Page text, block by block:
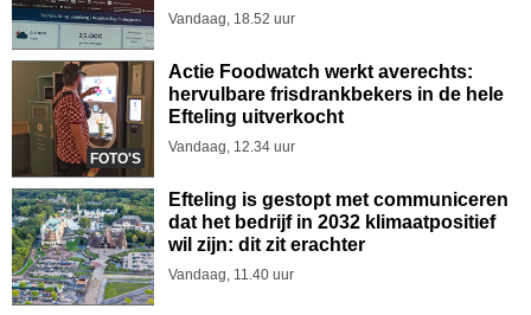
Vandaag, 18.52 uur
FOTO'S
Actie Foodwatch werkt averechts:
hervulbare frisdrankbekers in de hele
Efteling uitverkocht
Vandaag, 12.34 uur
Efteling is gestopt met communiceren
dat het bedrijf in 2032 klimaatpositief
wil zijn: dit zit erachter
Vandaag, 11.40 uur